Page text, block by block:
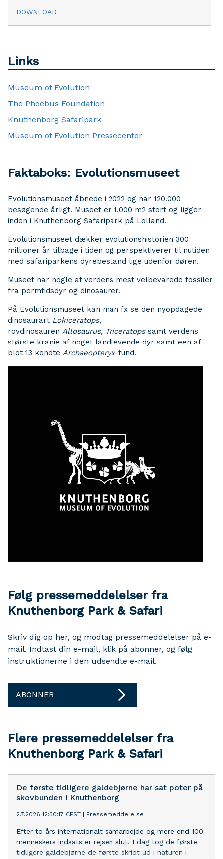
DOWNLOAD
Links
Museum of Evolution
The Phoebus Foundation
Knuthenborg Safaripark
Museum of Evolution Pressecenter
Faktaboks: Evolutionsmuseet
Evolutionsmuseet åbnede i 2022 og har 120.000
besøgende årligt. Museet er 1.000 m2 stort og ligger
inden i Knuthenborg Safaripark på Lolland.
Evolutionsmuseet dækker evolutionshistorien 300
millioner år tilbage i tiden og perspektiverer til nutiden
med safariparkens dyrebestand lige udenfor døren.
Museet har nogle af verdens mest velbevarede fossiler
fra permtidsdyr og dinosaurer.
På Evolutionsmuseet kan man fx se den nyopdagede
dinosaurart Lokiceratops,
rovdinosauren Allosaurus, Triceratops samt verdens
største kranie af noget landlevende dyr samt een af
blot 13 kendte Archaeopteryx-fund.
Følg pressemeddelelser fra
Knuthenborg Park & Safari
Skriv dig op her, og modtag pressemeddelelser på e-
mail. Indtast din e-mail, klik på abonner, og følg
instruktionerne i den udsendte e-mail.
ABONNER
Flere pressemeddelelser fra
Knuthenborg Park & Safari
De første tidligere galdebjørne har sat poter på
skovbunden i Knuthenborg
2.7.2026 12:50:17 CEST | Pressemeddelelse
Efter to års internationalt samarbejde og mere end 100
menneskers indsats er rejsen slut. I dag tog de første
tidligere galdebjørne de første skridt ud i naturen i